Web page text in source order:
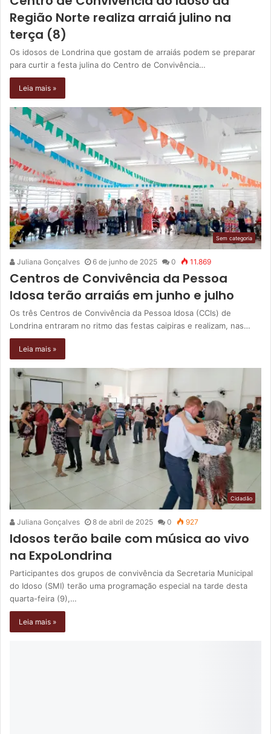
Região Norte realiza arraiá julino na
terça (8)
Os idosos de Londrina que gostam de arraiás podem se preparar
para curtir a festa julina do Centro de Convivência…
Leia mais »
Sem categoria
Juliana Gonçalves 6 de junho de 2025 0 11.869
Centros de Convivência da Pessoa
Idosa terão arraiás em junho e julho
Os três Centros de Convivência da Pessoa Idosa (CCIs) de
Londrina entraram no ritmo das festas caipiras e realizam, nas…
Leia mais »
Cidadão
Juliana Gonçalves 8 de abril de 2025 0 927
Idosos terão baile com música ao vivo
na ExpoLondrina
Participantes dos grupos de convivência da Secretaria Municipal
do Idoso (SMI) terão uma programação especial na tarde desta
quarta-feira (9),…
Leia mais »